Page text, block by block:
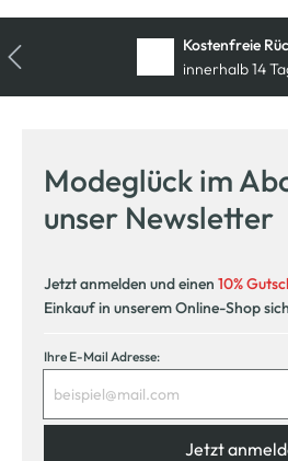
Kostenfreie
innerhalb 14
Modeglück im
unser Newsletter
Jetzt anmelden und einen 10%
Einkauf in unserem Online-Shop
Ihre E-Mail Adresse:
Jetzt